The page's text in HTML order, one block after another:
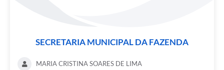
SECRETARIA MUNICIPAL DA FAZENDA
MARIA CRISTINA SOARES DE LIMA